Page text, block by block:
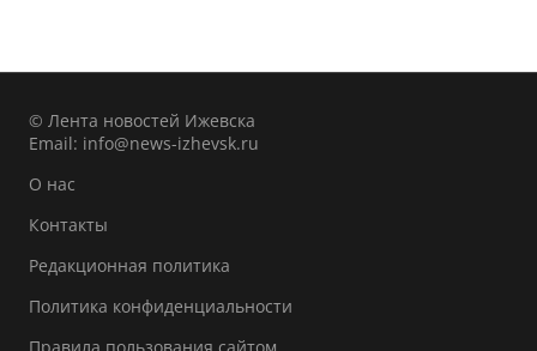
© Лента новостей Ижевска
Email: info@news-izhevsk.ru
О нас
Контакты
Редакционная политика
Политика конфиденциальности